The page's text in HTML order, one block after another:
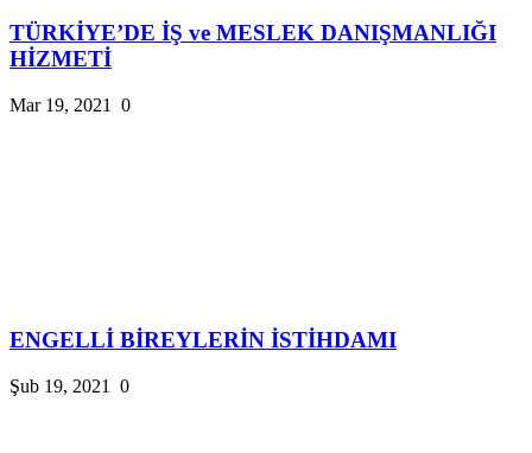
TÜRKİYE’DE İŞ ve MESLEK DANIŞMANLIĞI
HİZMETİ
Mar 19, 2021 0
ENGELLİ BİREYLERİN İSTİHDAMI
Şub 19, 2021 0